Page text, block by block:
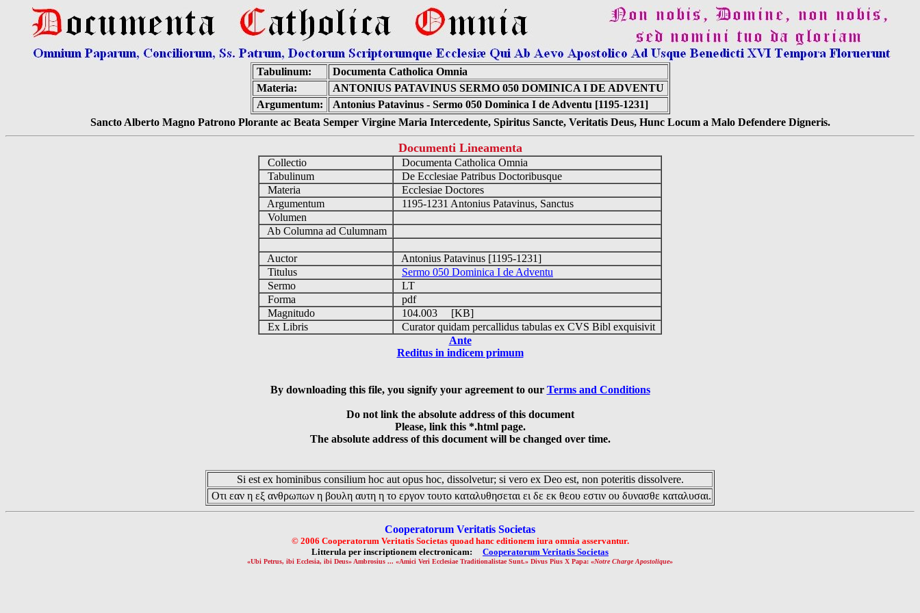
Tabulinum:
Documenta Catholica Omnia
Materia:
ANTONIUS PATAVINUS SERMO 050 DOMINICA I DE ADVENTU
Argumentum:
Antonius Patavinus - Sermo 050 Dominica I de Adventu [1195-1231]
Sancto Alberto Magno Patrono Plorante ac Beata Semper Virgine Maria Intercedente, Spiritus Sancte, Veritatis Deus, Hunc Locum a Malo Defendere Digneris.
Documenti Lineamenta
Collectio
Documenta Catholica Omnia
Tabulinum
De Ecclesiae Patribus Doctoribusque
Materia
Ecclesiae Doctores
Argumentum
1195-1231 Antonius Patavinus, Sanctus
Volumen
Ab Columna ad Culumnam
Auctor
Antonius Patavinus [1195-1231]
Titulus
Sermo 050 Dominica I de Adventu
Sermo
LT
Forma
pdf
Magnitudo
104.003 [KB]
Ex Libris
Curator quidam percallidus tabulas ex CVS Bibl exquisivit
Ante
Reditus in indicem primum
By downloading this file, you signify your agreement to our Terms and Conditions
Do not link the absolute address of this document
Please, link this *.html page.
The absolute address of this document will be changed over time.
Si est ex hominibus consilium hoc aut opus hoc, dissolvetur; si vero ex Deo est, non poteritis dissolvere.
Οτι εαν η εξ ανθρωπων η βουλη αυτη η το εργον τουτο καταλυθησεται ει δε εκ θεου εστιν ου δυνασθε καταλυσαι.
Cooperatorum Veritatis Societas
© 2006 Cooperatorum Veritatis Societas quoad hanc editionem iura omnia asservantur.
Litterula per inscriptionem electronicam: Cooperatorum Veritatis Societas
«Ubi Petrus, ibi Ecclesia, ibi Deus» Ambrosius ... «Amici Veri Ecclesiae Traditionalistae Sunt.» Divus Pius X Papa: «Notre Charge Apostolique»